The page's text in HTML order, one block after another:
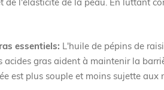
essentiels: L'huile de pépins de
acides gras aident à maintenir la
est plus souple et moins sujette aux